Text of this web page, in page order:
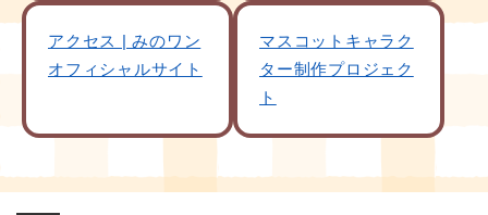
アクセス | みのワン
オフィシャルサイト
マスコットキャラク
ター制作プロジェク
ト